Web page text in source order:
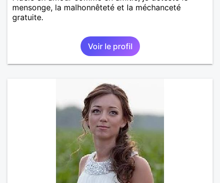
mensonge, la malhonnêteté et la méchanceté
gratuite.
Voir le profil